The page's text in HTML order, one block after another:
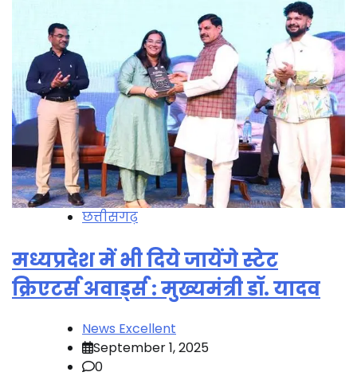
छत्तीसगढ़
मध्यप्रदेश में भी दिये जायेंगे स्टेट
क्रिएटर्स अवार्ड्स : मुख्यमंत्री डॉ. यादव
News Excellent
September 1, 2025
0